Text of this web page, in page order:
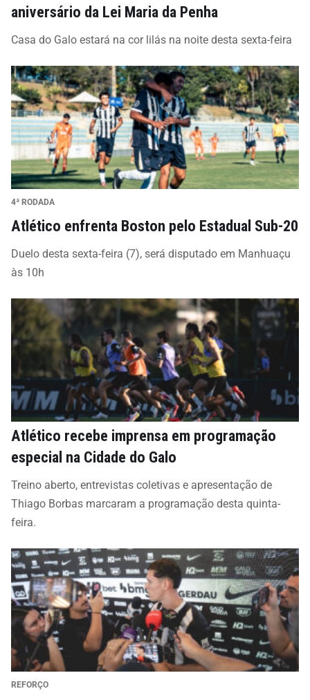
aniversário da Lei Maria da Penha
Casa do Galo estará na cor lilás na noite desta sexta-feira
4ª RODADA
Atlético enfrenta Boston pelo Estadual Sub-20
Duelo desta sexta-feira (7), será disputado em Manhuaçu
às 10h
Atlético recebe imprensa em programação
especial na Cidade do Galo
Treino aberto, entrevistas coletivas e apresentação de
Thiago Borbas marcaram a programação desta quinta-
feira.
REFORÇO